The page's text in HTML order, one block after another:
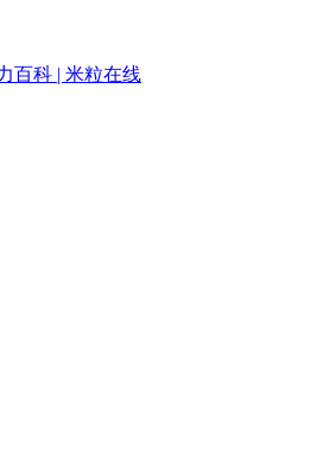
百科 | 米粒在线